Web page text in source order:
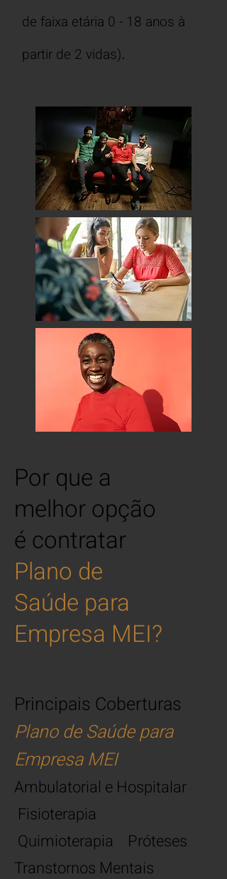
de faixa etária 0 - 18 anos à
partir de 2 vidas).
Por que a
melhor opção
é contratar
Plano de
Saúde para
Empresa MEI?
Principais Coberturas
Plano de Saúde para
Empresa MEI
Ambulatorial e Hospitalar
Fisioterapia
Quimioterapia Próteses
Transtornos Mentais